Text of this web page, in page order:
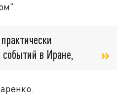
в Иране,